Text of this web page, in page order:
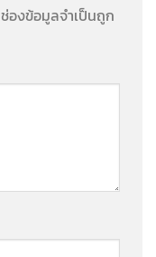
ช่องข้อมูลจำเป็นถูก